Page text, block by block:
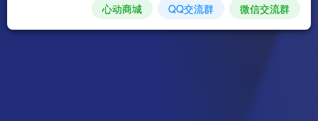
心动商城 QQ交流群 微信交流群